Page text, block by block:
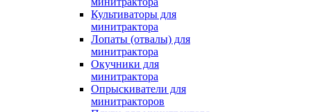
Культиваторы для
минитрактора
Лопаты (отвалы) для
минитрактора
Окучники для
минитрактора
Опрыскиватели для
минитракторов